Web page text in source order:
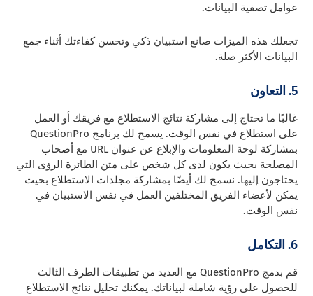
عوامل تصفية البيانات.
تجعلك هذه الميزات صانع استبيان ذكي وتحسن كفاءتك أثناء جمع
البيانات الأكثر صلة.
5. التعاون
غالبًا ما تحتاج إلى مشاركة نتائج الاستطلاع مع فريقك أو العمل
على استطلاع في نفس الوقت. يسمح لك برنامج QuestionPro
بمشاركة لوحة المعلومات والإبلاغ عن عنوان URL مع أصحاب
المصلحة بحيث يكون لدى كل شخص على متن الطائرة الرؤى التي
يحتاجون إليها. نسمح لك أيضًا بمشاركة مجلدات الاستطلاع بحيث
يمكن لأعضاء الفريق المختلفين العمل في نفس الاستبيان في
نفس الوقت.
6. التكامل
قم بدمج QuestionPro مع العديد من تطبيقات الطرف الثالث
للحصول على رؤية شاملة لبياناتك. يمكنك تحليل نتائج الاستطلاع